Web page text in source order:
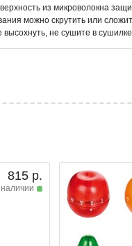
из микроволокна
можно скрутить или
не сушите в
815 р.